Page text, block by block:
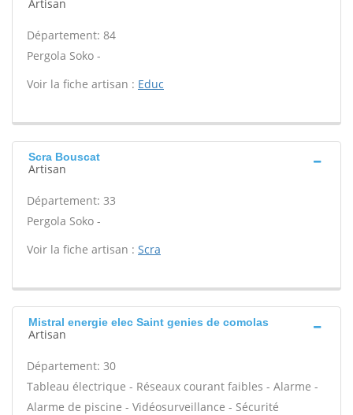
Artisan
Département: 84
Pergola Soko -
Voir la fiche artisan : Educ
Scra Bouscat
Artisan
Département: 33
Pergola Soko -
Voir la fiche artisan : Scra
Mistral energie elec Saint genies de comolas
Artisan
Département: 30
Tableau électrique - Réseaux courant faibles - Alarme -
Alarme de piscine - Vidéosurveillance - Sécurité